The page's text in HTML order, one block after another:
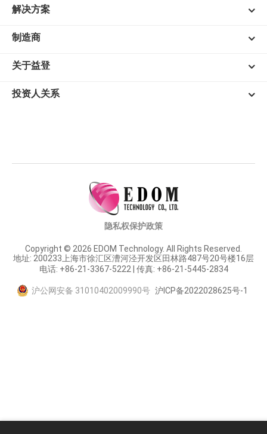
解决方案
制造商
关于益登
投资人关系
Copyright © 2026 EDOM Technology. All Rights Reserved.
地址: 200233上海市徐汇区漕河泾开发区田林路487号20号楼16层
电话: +86-21-3367-5222 | 传真: +86-21-5445-2834
沪公网安备 31010402009990号 沪ICP备2022028625号-1
隐私权保护政策